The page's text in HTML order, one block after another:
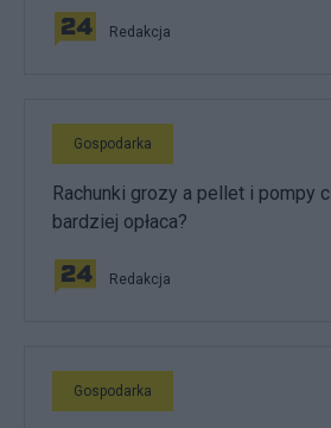
Redakcja
Gospodarka
Rachunki grozy a pellet i pompy
bardziej opłaca?
Redakcja
Gospodarka